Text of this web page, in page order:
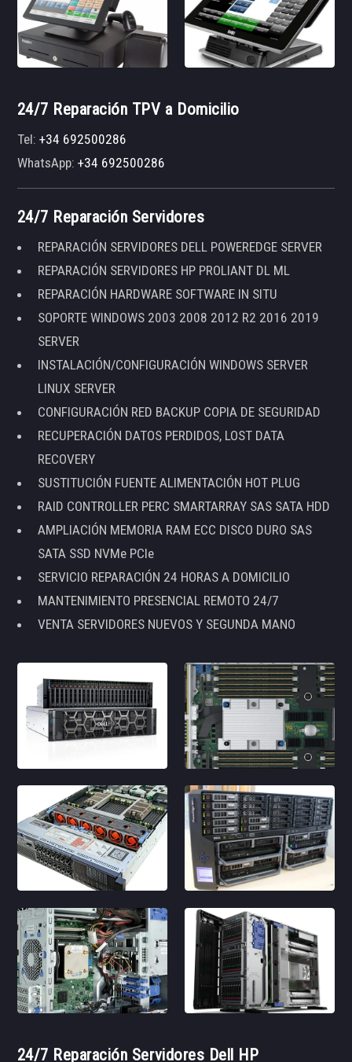
24/7 Reparación TPV a Domicilio
Tel:+34 692500286
WhatsApp:+34 692500286
24/7 Reparación Servidores
REPARACIÓN SERVIDORES DELL POWEREDGE SERVER
REPARACIÓN SERVIDORES HP PROLIANT DL ML
REPARACIÓN HARDWARE SOFTWARE IN SITU
SOPORTE WINDOWS 2003 2008 2012 R2 2016 2019
SERVER
INSTALACIÓN/CONFIGURACIÓN WINDOWS SERVER
LINUX SERVER
CONFIGURACIÓN RED BACKUP COPIA DE SEGURIDAD
RECUPERACIÓN DATOS PERDIDOS, LOST DATA
RECOVERY
SUSTITUCIÓN FUENTE ALIMENTACIÓN HOT PLUG
RAID CONTROLLER PERC SMARTARRAY SAS SATA HDD
AMPLIACIÓN MEMORIA RAM ECC DISCO DURO SAS
SATA SSD NVMe PCIe
SERVICIO REPARACIÓN 24 HORAS A DOMICILIO
MANTENIMIENTO PRESENCIAL REMOTO 24/7
VENTA SERVIDORES NUEVOS Y SEGUNDA MANO
24/7 Reparación Servidores Dell HP